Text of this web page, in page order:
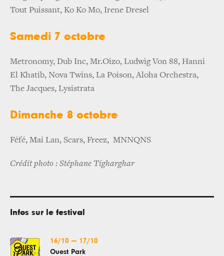
Tout Puissant, Ko Ko Mo, Irene Dresel
Samedi 7 octobre
Metronomy, Dub Inc, Mr.Oizo, Ludwig Von 88, Hanni
El Khatib, Nova Twins, La Poison, Aloha Orchestra,
The Jacques, Lysistrata
Dimanche 8 octobre
Féfé, Mai Lan, Scars, Freez, MNNQNS
Crédit photo : Stéphane Tigharghar
Infos sur le festival
16/10 — 17/10
Ouest Park